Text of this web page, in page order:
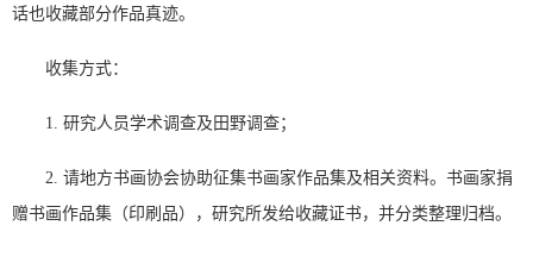
话也收藏部分作品真迹。
收集方式：
1. 研究人员学术调查及田野调查；
2. 请地方书画协会协助征集书画家作品集及相关资料。书画家捐
赠书画作品集（印刷品），研究所发给收藏证书，并分类整理归档。